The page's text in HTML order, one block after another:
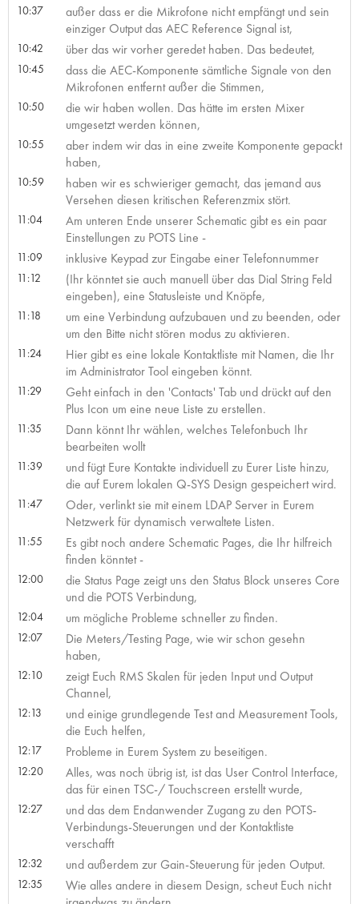
10:37
außer dass er die Mikrofone nicht empfängt und sein
einziger Output das AEC Reference Signal ist,
10:42 über das wir vorher geredet haben. Das bedeutet,
10:45
dass die AEC-Komponente sämtliche Signale von den
Mikrofonen entfernt außer die Stimmen,
10:50
die wir haben wollen. Das hätte im ersten Mixer
umgesetzt werden können,
10:55
aber indem wir das in eine zweite Komponente gepackt
haben,
10:59
haben wir es schwieriger gemacht, das jemand aus
Versehen diesen kritischen Referenzmix stört.
11:04
Am unteren Ende unserer Schematic gibt es ein paar
Einstellungen zu POTS Line -
11:09 inklusive Keypad zur Eingabe einer Telefonnummer
11:12
(Ihr könntet sie auch manuell über das Dial String Feld
eingeben), eine Statusleiste und Knöpfe,
11:18
um eine Verbindung aufzubauen und zu beenden, oder
um den Bitte nicht stören modus zu aktivieren.
11:24
Hier gibt es eine lokale Kontaktliste mit Namen, die Ihr
im Administrator Tool eingeben könnt.
11:29
Geht einfach in den 'Contacts' Tab und drückt auf den
Plus Icon um eine neue Liste zu erstellen.
11:35
Dann könnt Ihr wählen, welches Telefonbuch Ihr
bearbeiten wollt
11:39
und fügt Eure Kontakte individuell zu Eurer Liste hinzu,
die auf Eurem lokalen Q-SYS Design gespeichert wird.
11:47
Oder, verlinkt sie mit einem LDAP Server in Eurem
Netzwerk für dynamisch verwaltete Listen.
11:55
Es gibt noch andere Schematic Pages, die Ihr hilfreich
finden könntet -
12:00
die Status Page zeigt uns den Status Block unseres Core
und die POTS Verbindung,
12:04 um mögliche Probleme schneller zu finden.
12:07
Die Meters/Testing Page, wie wir schon gesehn
haben,
12:10
zeigt Euch RMS Skalen für jeden Input und Output
Channel,
12:13
und einige grundlegende Test and Measurement Tools,
die Euch helfen,
12:17 Probleme in Eurem System zu beseitigen.
12:20
Alles, was noch übrig ist, ist das User Control Interface,
das für einen TSC-/ Touchscreen erstellt wurde,
12:27
und das dem Endanwender Zugang zu den POTS-
Verbindungs-Steuerungen und der Kontaktliste
verschafft
12:32 und außerdem zur Gain-Steuerung für jeden Output.
12:35
Wie alles andere in diesem Design, scheut Euch nicht